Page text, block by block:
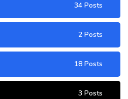
34 Posts
2 Posts
18 Posts
3 Posts